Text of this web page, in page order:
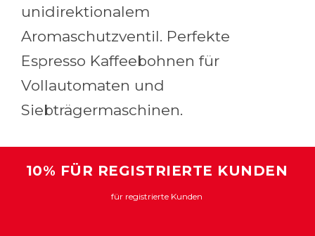
unidirektionalem
Aromaschutzventil. Perfekte
Espresso Kaffeebohnen für
Vollautomaten und
Siebträgermaschinen.
10% FÜR REGISTRIERTE KUNDEN
für registrierte Kunden